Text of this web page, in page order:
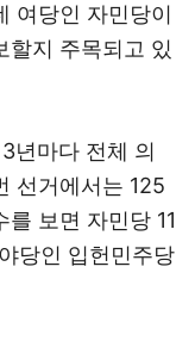
여당인 자민당이
할지 주목되고 있
년마다 전체 의
선거에서는 125
보면 자민당 11
당인 입헌민주당